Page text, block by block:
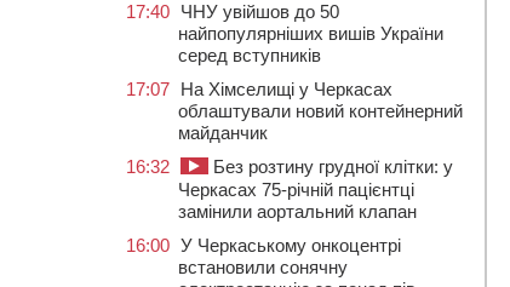
17:40 ЧНУ увійшов до 50
найпопулярніших вишів України
серед вступників
17:07 На Хімселищі у Черкасах
облаштували новий контейнерний
майданчик
16:32
Без розтину грудної клітки: у
Черкасах 75-річній пацієнтці
замінили аортальний клапан
16:00 У Черкаському онкоцентрі
встановили сонячну